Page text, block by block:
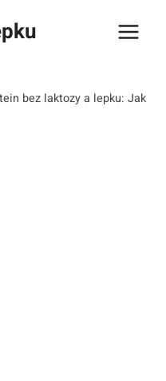
bez laktozy a lepku: Jak